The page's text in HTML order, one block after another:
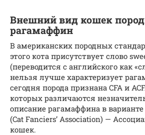
Внешний вид кошек
рагамаффин
В американских породных
этого кота присутствует слово
(переводится с английского как
нельзя лучше характеризует
сегодня порода признана CFA и
которых различаются
описание рагамаффина в варианте
(Cat Fanciers’ Association) —
кошек.